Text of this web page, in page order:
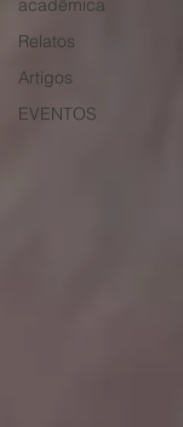
acadêmica
Relatos
Artigos
EVENTOS